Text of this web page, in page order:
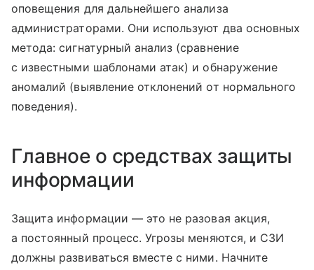
оповещения для дальнейшего анализа
администраторами. Они используют два основных
метода: сигнатурный анализ (сравнение
с известными шаблонами атак) и обнаружение
аномалий (выявление отклонений от нормального
поведения).
Главное о средствах защиты
информации
Защита информации — это не разовая акция,
а постоянный процесс. Угрозы меняются, и СЗИ
должны развиваться вместе с ними. Начните